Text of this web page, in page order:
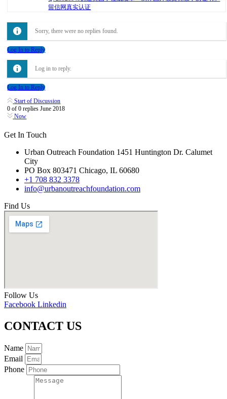
留信网真实认证
Sorry, there were no replies found.
Log In to Reply
Log in to reply.
Log In to Reply
Start of Discussion
0 of0 repliesJune 2018
Now
Get In Touch
Urban Outreach Foundation 1451 Huntington Dr. Calumet
City
PO Box 803471 Chicago, IL 60680
+1 708 832 3378
info@urbanoutreachfoundation.com
Find Us
Follow Us
Facebook Linkedin
CONTACT US
Name
Email
Phone